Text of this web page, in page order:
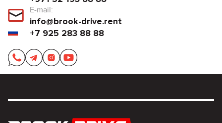
E-mail:
info@brook-drive.rent
+7 925 283 88 88